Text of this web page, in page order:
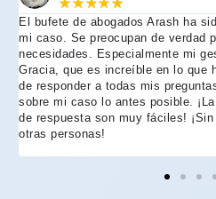
★★★★★
El bufete de abogados Arash ha
mi caso. Se preocupan de verdad
necesidades. Especialmente mi
Gracia, que es increíble en lo que
de responder a todas mis
sobre mi caso lo antes posible.
de respuesta son muy fáciles!
otras personas!